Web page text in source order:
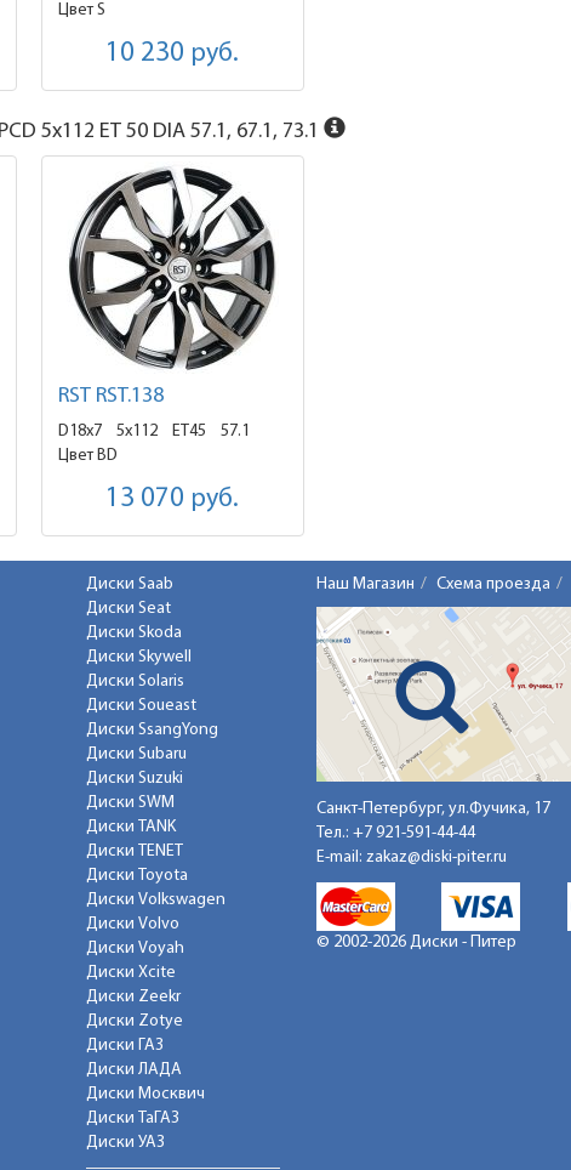
Цвет S
10 230 руб.
PCD 5x112 ET 50 DIA 57.1, 67.1, 73.1
RST RST.138
D18x7 5x112 ET45
57.1
Цвет BD
13 070 руб.
Диски Saab
Диски Seat
Диски Skoda
Диски Skywell
Диски Solaris
Диски Soueast
Диски SsangYong
Диски Subaru
Диски Suzuki
Диски SWM
Диски TANK
Диски TENET
Диски Toyota
Диски Volkswagen
Диски Volvo
Диски Voyah
Диски Xcite
Диски Zeekr
Диски Zotye
Диски ГАЗ
Диски ЛАДА
Диски Москвич
Диски ТаГАЗ
Диски УАЗ
Наш Магазин Схема проезда
Санкт-Петербург, ул.Фучика, 17
Тел.: +7 921-591-44-44
E-mail: zakaz@diski-piter.ru
© 2002-2026 Диски - Питер